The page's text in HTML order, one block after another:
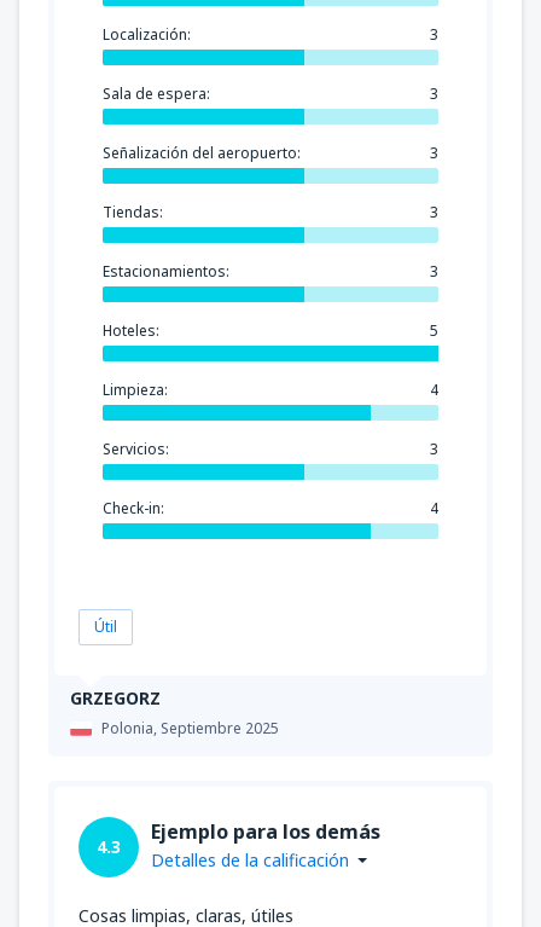
GRZEGORZ
Polonia, Septiembre 2025
Localización: 3
Sala de espera: 3
Señalización del aeropuerto: 3
Tiendas: 3
Estacionamientos: 3
Hoteles: 5
Limpieza: 4
Servicios: 3
Check-in: 4
Útil
4.3
Ejemplo para los demás
Detalles de la calificación
Cosas limpias, claras, útiles